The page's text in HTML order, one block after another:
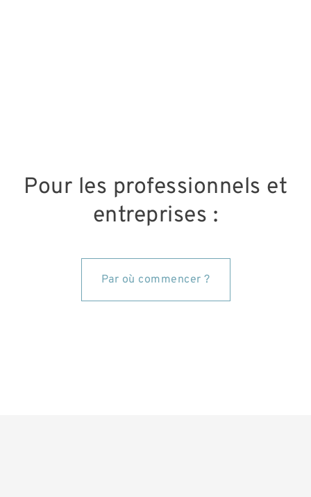
Pour les professionnels et
entreprises :
Par où commencer ?